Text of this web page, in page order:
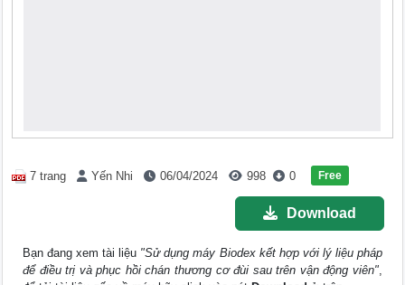
7 trang Yến Nhi 06/04/2024 998 0 Free
Download
Bạn đang xem tài liệu "Sử dụng máy Biodex kết hợp với lý liệu pháp
để điều trị và phục hồi chán thương cơ đùi sau trên vận động viên",